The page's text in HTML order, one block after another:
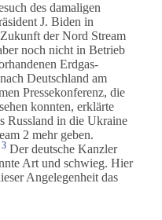
des damaligen
J. Biden in
der Nord Stream
noch nicht in Betrieb
Erdgas-
Deutschland am
Pressekonferenz, die
konnten, erklärte
Russland in die Ukraine
2 mehr geben.
3 Der deutsche Kanzler
Art und schwieg. Hier
Angelegenheit das